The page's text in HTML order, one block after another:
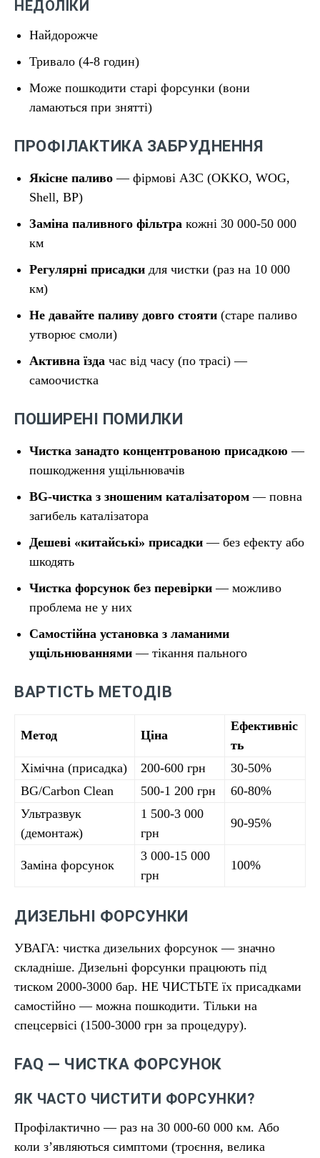
НЕДОЛІКИ
Найдорожче
Тривало (4-8 годин)
Може пошкодити старі форсунки (вони
ламаються при знятті)
ПРОФІЛАКТИКА ЗАБРУДНЕННЯ
Якісне паливо — фірмові АЗС (OKKO, WOG,
Shell, BP)
Заміна паливного фільтра кожні 30 000-50 000
км
Регулярні присадки для чистки (раз на 10 000
км)
Не давайте паливу довго стояти (старе паливо
утворює смоли)
Активна їзда час від часу (по трасі) —
самоочистка
ПОШИРЕНІ ПОМИЛКИ
Чистка занадто концентрованою присадкою —
пошкодження ущільнювачів
BG-чистка з зношеним каталізатором — повна
загибель каталізатора
Дешеві «китайські» присадки — без ефекту або
шкодять
Чистка форсунок без перевірки — можливо
проблема не у них
Самостійна установка з ламаними
ущільнюваннями — тікання пального
ВАРТІСТЬ МЕТОДІВ
Метод Ціна
Ефективніс
ть
Хімічна (присадка)
200-600 грн
30-50%
BG/Carbon Clean
500-1 200 грн
60-80%
Ультразвук
(демонтаж)
1 500-3 000
грн
90-95%
Заміна форсунок
3 000-15 000
грн
100%
ДИЗЕЛЬНІ ФОРСУНКИ
УВАГА: чистка дизельних форсунок — значно
складніше. Дизельні форсунки працюють під
тиском 2000-3000 бар. НЕ ЧИСТЬТЕ їх присадками
самостійно — можна пошкодити. Тільки на
спецсервісі (1500-3000 грн за процедуру).
FAQ — ЧИСТКА ФОРСУНОК
ЯК ЧАСТО ЧИСТИТИ ФОРСУНКИ?
Профілактично — раз на 30 000-60 000 км. Або
коли з’являються симптоми (троєння, велика